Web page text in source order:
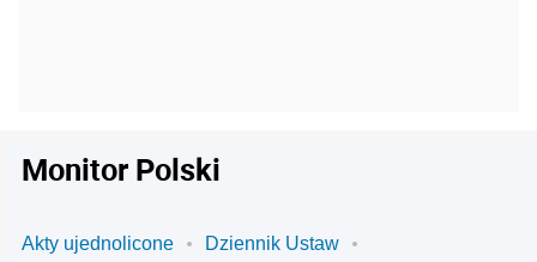
Monitor Polski
Akty ujednolicone
Dziennik Ustaw